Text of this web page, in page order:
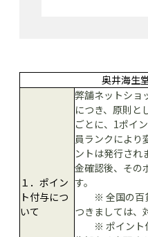
奥井海生
１．ポイン
ト付与につ
いて
弊舗ネットショ
につき、 原則と
ごとに、1ポイ
員ランクにより
ントは発行され
金確認後、その
す。
※ 全国の百貨
つきましては、
※ ポイント付